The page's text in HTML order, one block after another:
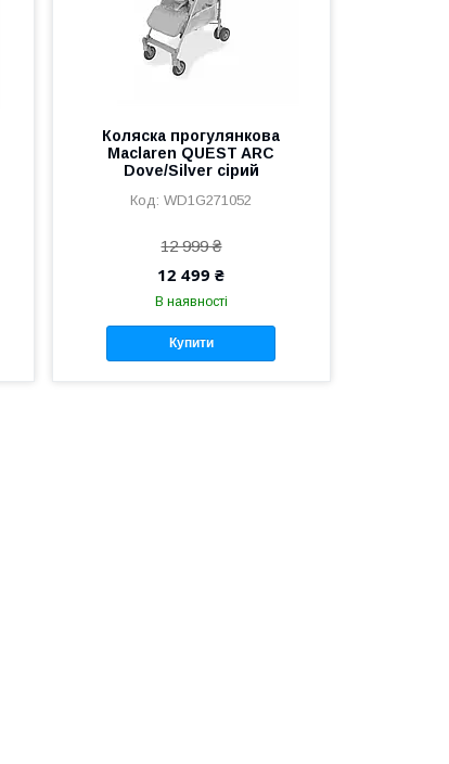
Коляска прогулянкова
Maclaren QUEST ARC
Dove/Silver сірий
WD1G271052
12 999 ₴
12 499 ₴
В наявності
Купити